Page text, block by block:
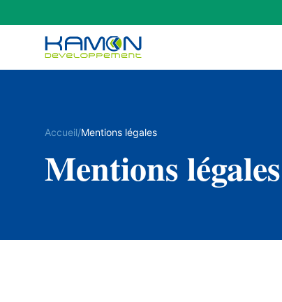
Accueil/Mentions légales
Mentions légales